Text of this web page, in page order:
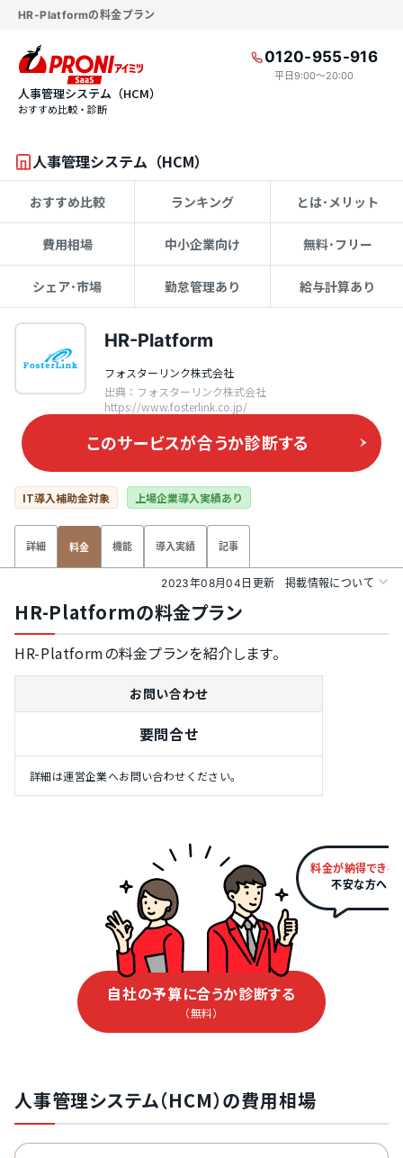
HR-Platformの料金プラン
0120-955-916
平日9:00〜20:00
人事管理システム（HCM）
おすすめ比較・診断
人事管理システム（HCM）
おすすめ比較 ランキング とは･メリット
費用相場 中小企業向け 無料･フリー
シェア･市場 勤怠管理あり 給与計算あり
HR-Platform
フォスターリンク株式会社
出典：フォスターリンク株式会社
https://www.fosterlink.co.jp/
このサービスが合うか診断する
IT導入補助金対象 上場企業導入実績あり
詳細 料金 機能 導入実績 記事
2023年08月04日更新 掲載情報について
HR-Platformの料金プラン
HR-Platformの料金プランを紹介します。
お問い合わせ
要問合せ
詳細は運営企業へお問い合わせください。
料金が納得できる
不安な方へ
自社の予算に合うか診断する
（無料）
人事管理システム（HCM）の費用相場